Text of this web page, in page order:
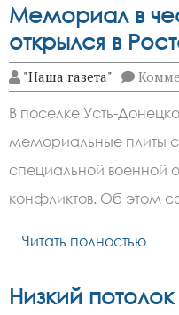
Мемориал в
открылся в
"Наша газета"
В поселке Усть-
мемориальные плиты
специальной военной
конфликтов. Об этом
Читать полностью
Низкий